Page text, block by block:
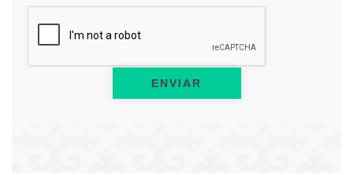
ENVIAR